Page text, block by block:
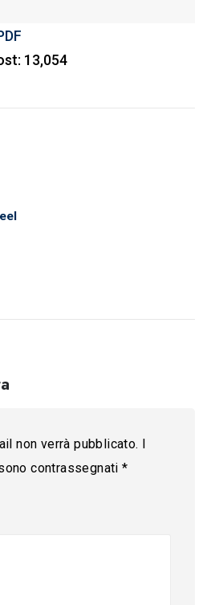
13,054
non verrà pubblicato. I
contrassegnati*